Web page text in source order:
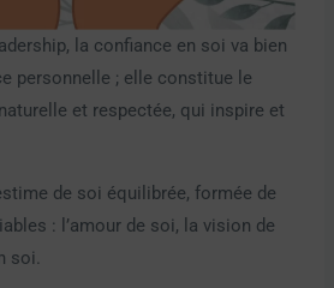
la confiance en soi va bien
personnelle ; elle constitue le
et respectée, qui inspire et
de soi équilibrée, formée de
: l’amour de soi, la vision de
soi.